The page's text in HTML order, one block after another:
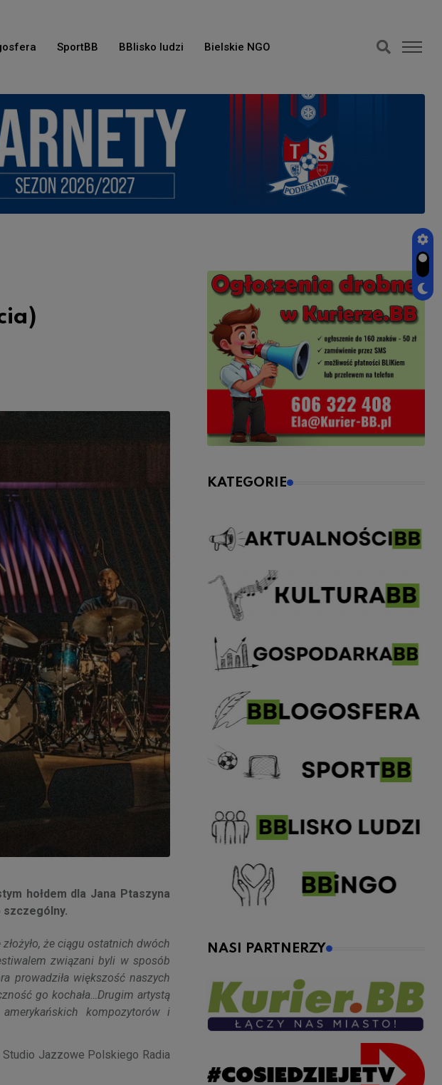
SportBB BBlisko ludzi Bielskie NGO
hołdem dla Jana Ptaszyna
szczególny.
złożyło, że ciągu ostatnich dwóch
związani byli w sposób
prowadziła większość naszych
go kochała…Drugim artystą
kompozytorów i
Jazzowe Polskiego Radia
KATEGORIE
NASI PARTNERZY